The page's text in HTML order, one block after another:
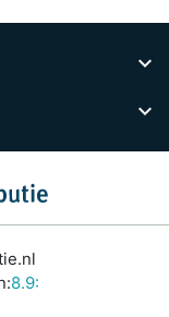


8.9: